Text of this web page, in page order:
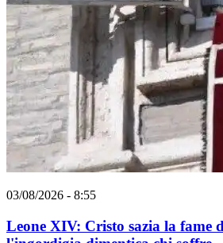
03/08/2026 - 8:55
Leone XIV: Cristo sazia la fame